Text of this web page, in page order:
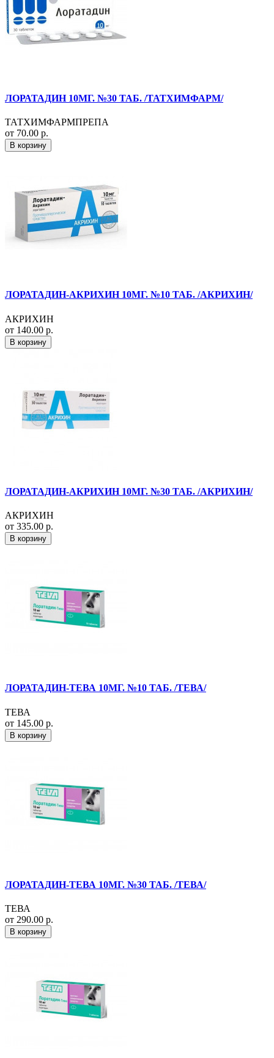
ЛОРАТАДИН 10МГ. №30 ТАБ. /ТАТХИМФАРМ/
ТАТХИМФАРМПРЕПА
от 70.00 р.
В корзину
ЛОРАТАДИН-АКРИХИН 10МГ. №10 ТАБ. /АКРИХИН/
АКРИХИН
от 140.00 р.
В корзину
ЛОРАТАДИН-АКРИХИН 10МГ. №30 ТАБ. /АКРИХИН/
АКРИХИН
от 335.00 р.
В корзину
ЛОРАТАДИН-ТЕВА 10МГ. №10 ТАБ. /ТЕВА/
ТЕВА
от 145.00 р.
В корзину
ЛОРАТАДИН-ТЕВА 10МГ. №30 ТАБ. /ТЕВА/
ТЕВА
от 290.00 р.
В корзину